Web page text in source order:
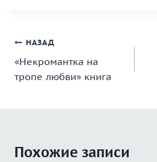
Навигация
по
записям
НАЗАД
«Некромантка на
тропе любви» книга
Похожие записи